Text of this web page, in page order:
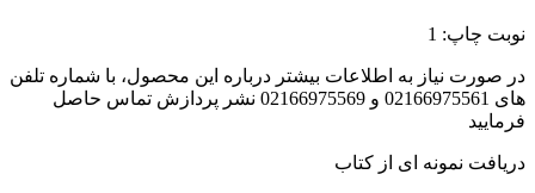
نوبت چاپ: 1
در صورت نیاز به اطلاعات بیشتر درباره این محصول، با شماره تلفن
های 02166975561 و 02166975569 نشر پردازش تماس حاصل
فرمایید
دریافت نمونه ای از کتاب